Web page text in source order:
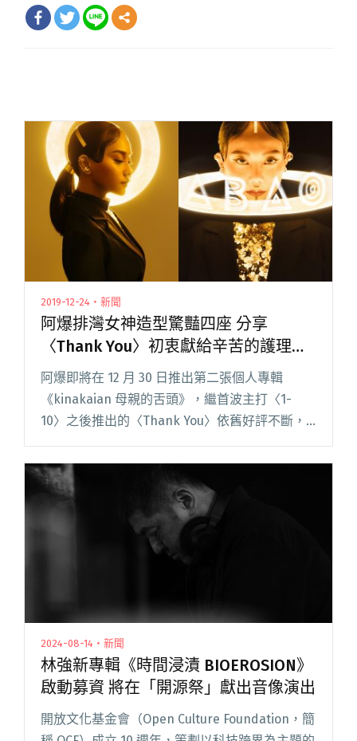
2019-12-24・新聞
阿爆排灣女神造型驚豔四座 分享
〈Thank You〉初衷獻給辛苦的護理人
員
阿爆即將在 12 月 30 日推出第二張個人專輯
《kinakaian 母親的舌頭》，繼首波主打〈1-
10〉之後推出的〈Thank You〉依舊好評不斷，
前曝光的最新造型，呼應黑金配色的專輯封面，
閱讀全文 "阿爆排灣女神造型驚豔四座 分享
〈Thank You〉初衷獻給辛苦的護理人員"
2024-08-14・新聞
林強新專輯《時間浸漬 BIOEROSION》
啟動募資 將在「開源祭」獻出音像演出
開放文化基金會（Open Culture Foundation，簡